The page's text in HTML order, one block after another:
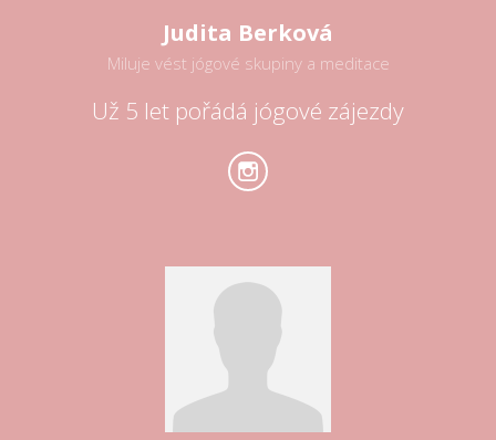
Judita Berková
Miluje vést jógové skupiny a meditace
Už 5 let pořádá jógové zájezdy